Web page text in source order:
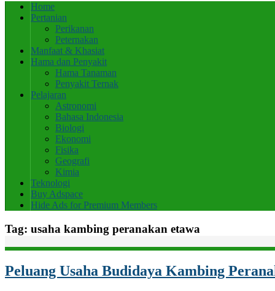
Home
Pertanian
Perikanan
Peternakan
Manfaat & Khasiat
Hama dan Penyakit
Hama Tanaman
Penyakit Ternak
Pelajaran
Astronomi
Bahasa Indonesia
Biologi
Ekonomi
Fisika
Geografi
Kimia
Teknologi
Buy Adspace
Hide Ads for Premium Members
Tag: usaha kambing peranakan etawa
Peluang Usaha Budidaya Kambing